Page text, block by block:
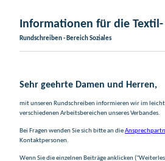
Informationen für die
Rundschreiben - Bereich Soziales
Sehr geehrte Damen und Herren,
mit unseren Rundschreiben informieren wir im
verschiedenen Arbeitsbereichen unseres Verbandes.
Bei Fragen wenden Sie sich bitte an die
Kontaktpersonen.
Wenn Sie die einzelnen Beiträge anklicken